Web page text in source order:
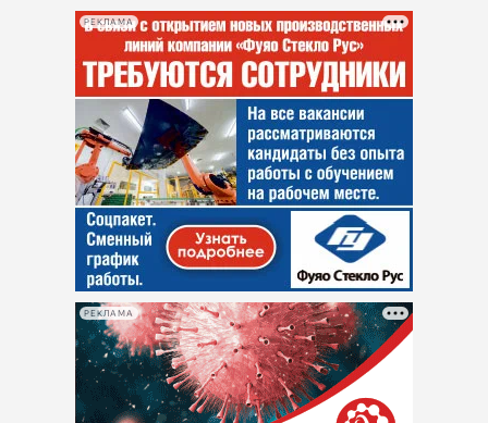
РЕКЛАМА
РЕКЛАМА